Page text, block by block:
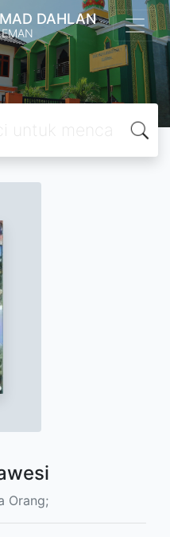
DAHLAN
Orang;